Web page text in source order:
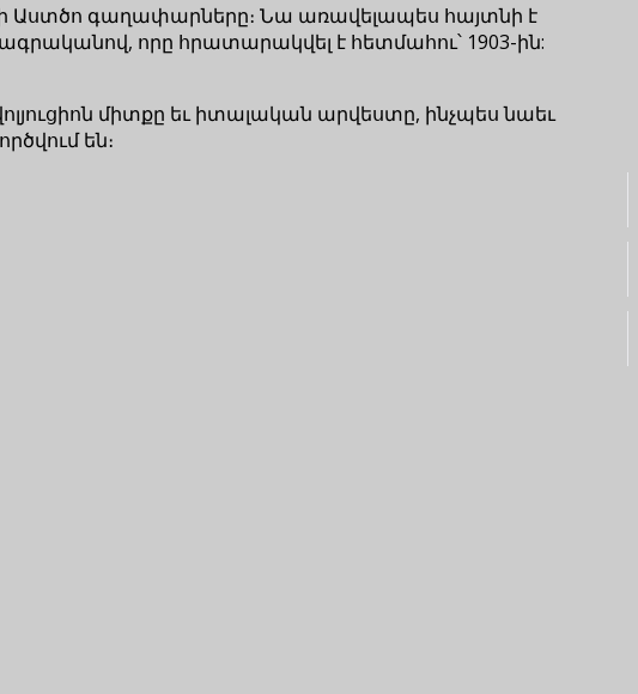
Աստծո գաղափարները։ Նա առավելապես հայտնի է
որը հրատարակվել է հետմահու՝ 1903-ին:
միտքը եւ իտալական արվեստը, ինչպես նաեւ
են։